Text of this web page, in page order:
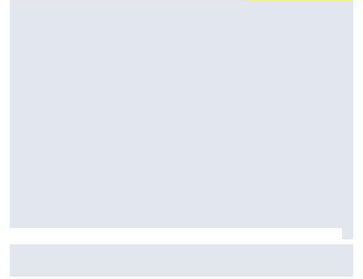
موتو جي بي: مارتين يقود أبريليا إلى ثلاثية في السباق